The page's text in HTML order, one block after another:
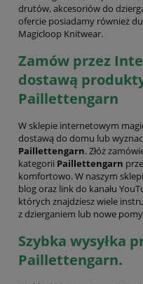
drutów, akcesoriów do
ofercie posiadamy również
Magicloop Knitwear.
Zamów przez
dostawą
Paillettengarn
W sklepie internetowym
dostawą do domu lub
Paillettengarn. Złóż
kategorii Paillettengarn
komfortowo. W naszym
blog oraz link do kanału
których znajdziesz wiele
z dzierganiem lub nowe
Szybka wysyłka
Paillettengarn.